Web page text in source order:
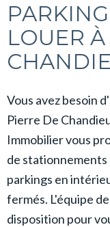
LOUER
Vous avez besoin
Pierre De
Immobilier vous
de stationnements
parkings en
fermés. L'équipe
disposition pour